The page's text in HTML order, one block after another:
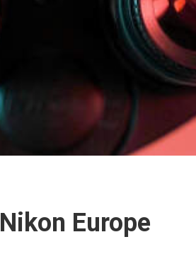
Nikon Europe